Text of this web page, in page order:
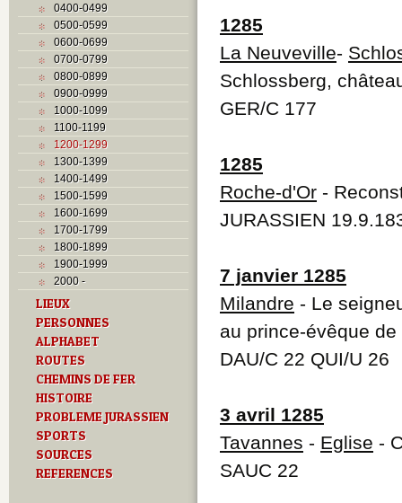
0400-0499
0500-0599
0600-0699
0700-0799
0800-0899
0900-0999
1000-1099
1100-1199
1200-1299
1300-1399
1400-1499
1500-1599
1600-1699
1700-1799
1800-1899
1900-1999
2000 -
LIEUX
PERSONNES
ALPHABET
ROUTES
CHEMINS DE FER
HISTOIRE
PROBLEME JURASSIEN
SPORTS
SOURCES
REFERENCES
1285
La Neuveville-
Schlossberg,
GER/C 177
1285
Roche-d'Or -
JURASSIEN
7 janvier 1285
Milandre - Le
au prince-évêque
DAU/C 22 QUI/U 26
3 avril 1285
Tavannes - Eglise -
SAUC 22